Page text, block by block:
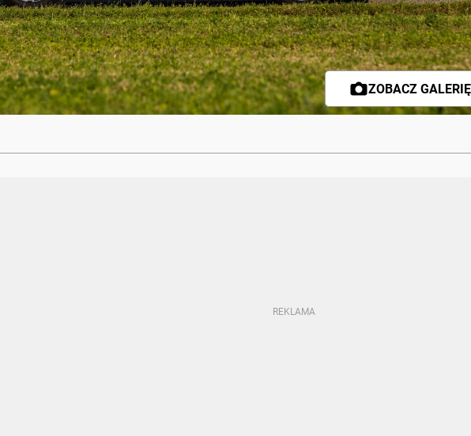
ZOBACZ